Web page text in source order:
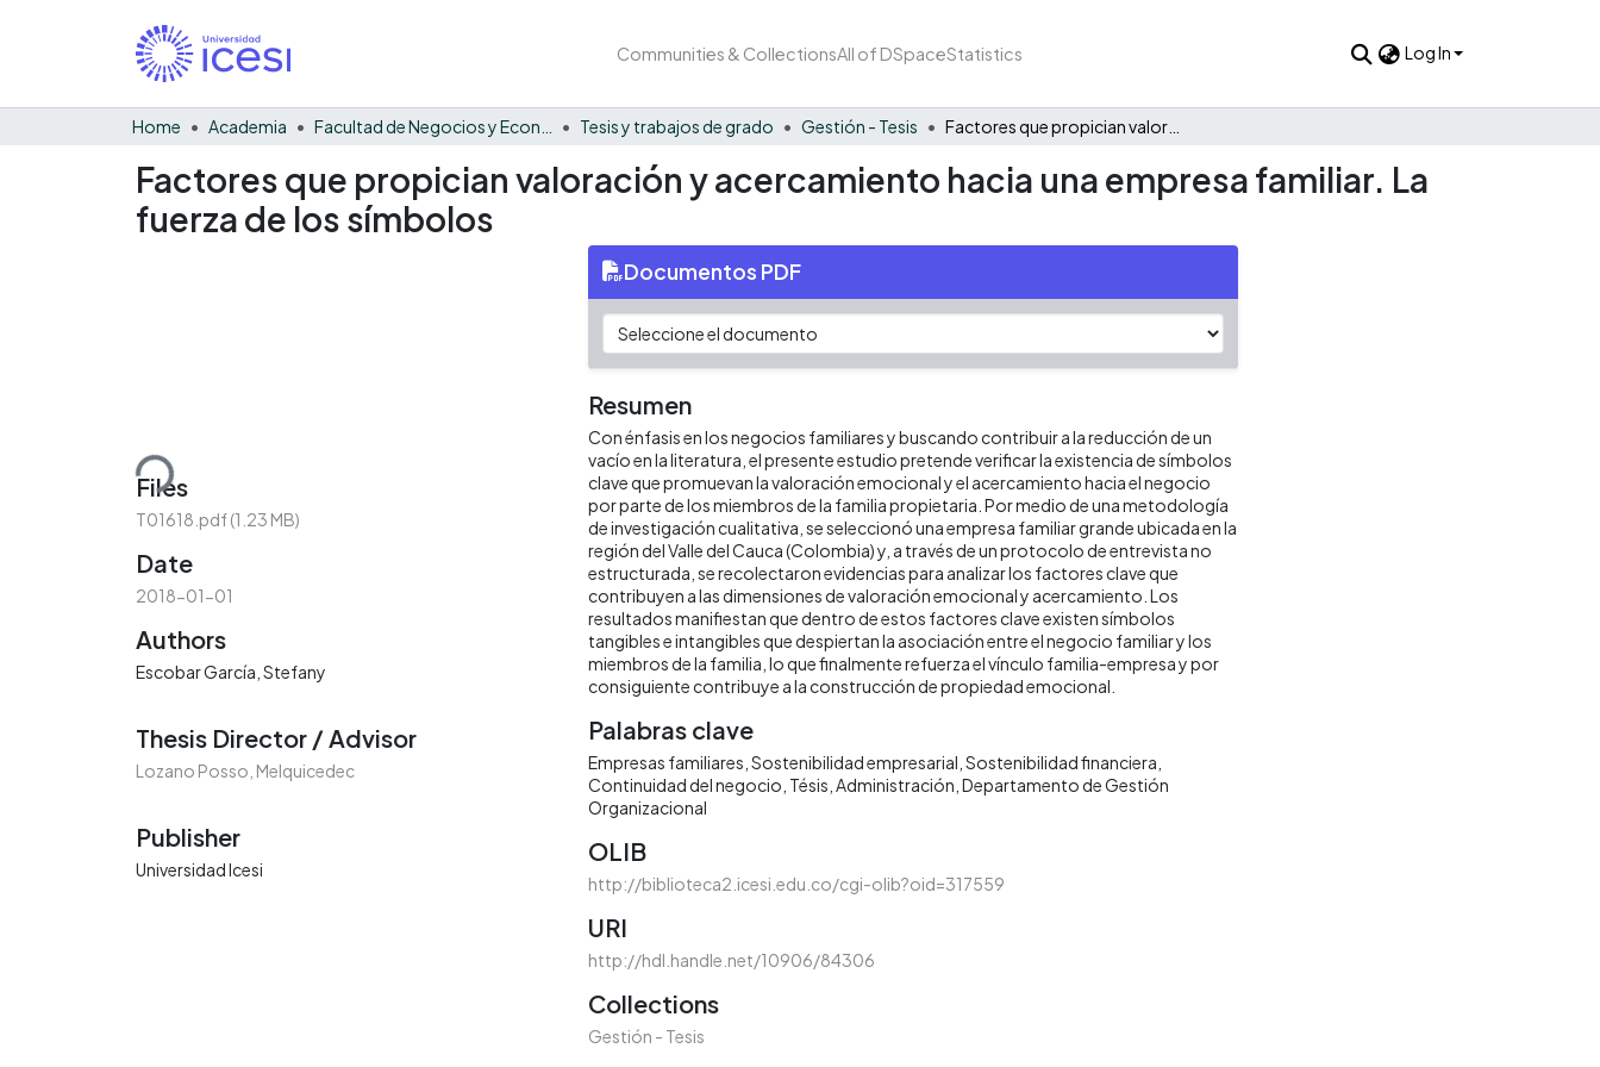
Communities & CollectionsAll of DSpaceStatistics Log In
Home Academia Tesis y trabajos de grado Gestión - Tesis
Factores que propician valoración y acercamiento hacia una empresa familiar. La
fuerza de los símbolos
Loading...
Files
T01618.pdf(1.23 MB)
Date
2018-01-01
Authors
Escobar García, Stefany
Thesis Director / Advisor
Lozano Posso, Melquicedec
Publisher
Universidad Icesi
Documentos PDF
Resumen
Con énfasis en los negocios familiares y buscando contribuir a la reducción de un
vacío en la literatura, el presente estudio pretende verificar la existencia de símbolos
clave que promuevan la valoración emocional y el acercamiento hacia el negocio
por parte de los miembros de la familia propietaria. Por medio de una metodología
de investigación cualitativa, se seleccionó una empresa familiar grande ubicada en la
región del Valle del Cauca (Colombia) y, a través de un protocolo de entrevista no
estructurada, se recolectaron evidencias para analizar los factores clave que
contribuyen a las dimensiones de valoración emocional y acercamiento. Los
resultados manifiestan que dentro de estos factores clave existen símbolos
tangibles e intangibles que despiertan la asociación entre el negocio familiar y los
miembros de la familia, lo que finalmente refuerza el vínculo familia-empresa y por
consiguiente contribuye a la construcción de propiedad emocional.
Palabras clave
Empresas familiares Sostenibilidad empresarial Sostenibilidad financiera
Continuidad del negocio Tésis Administración Departamento de Gestión
Organizacional
OLIB
http://biblioteca2.icesi.edu.co/cgi-olib?oid=317559
URI
http://hdl.handle.net/10906/84306
Collections
Gestión - Tesis